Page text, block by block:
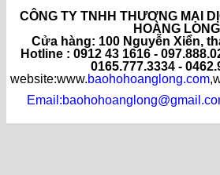
CÔNG TY TNHH THƯƠNG MẠI
HOÀNG LONG
Cửa hàng: 100 Nguyễn Xiển,
Hotline : 0912 43 1616 -
0165.777.3334 -
website:www.baohohoanglong.com